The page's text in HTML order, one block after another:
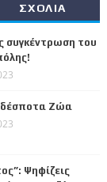
ΣΧΟΛΙΑ
συγκέντρωση του
Ζώα
Ψηφίζεις